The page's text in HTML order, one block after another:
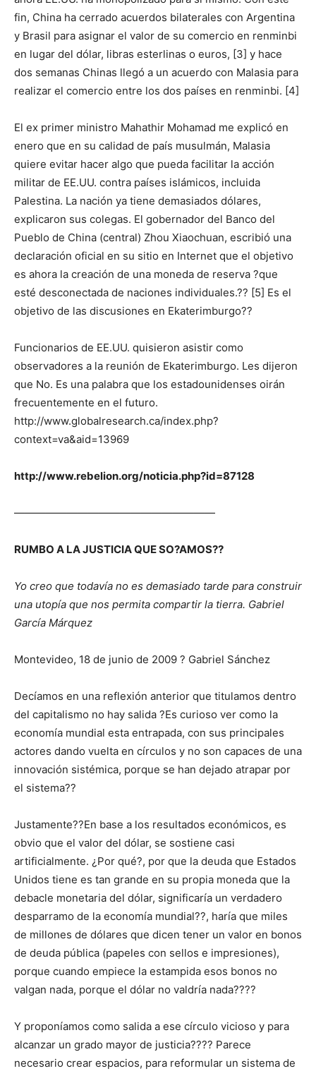
fin, China ha cerrado acuerdos bilaterales con Argentina
y Brasil para asignar el valor de su comercio en renminbi
en lugar del dólar, libras esterlinas o euros, [3] y hace
dos semanas Chinas llegó a un acuerdo con Malasia para
realizar el comercio entre los dos países en renminbi. [4]
El ex primer ministro Mahathir Mohamad me explicó en
enero que en su calidad de país musulmán, Malasia
quiere evitar hacer algo que pueda facilitar la acción
militar de EE.UU. contra países islámicos, incluida
Palestina. La nación ya tiene demasiados dólares,
explicaron sus colegas. El gobernador del Banco del
Pueblo de China (central) Zhou Xiaochuan, escribió una
declaración oficial en su sitio en Internet que el objetivo
es ahora la creación de una moneda de reserva ?que
esté desconectada de naciones individuales.?? [5] Es el
objetivo de las discusiones en Ekaterimburgo??
Funcionarios de EE.UU. quisieron asistir como
observadores a la reunión de Ekaterimburgo. Les dijeron
que No. Es una palabra que los estadounidenses oirán
frecuentemente en el futuro.
http://www.globalresearch.ca/index.php?
context=va&aid=13969
http://www.rebelion.org/noticia.php?id=87128
———————————————————
RUMBO A LA JUSTICIA QUE SO?AMOS??
Yo creo que todavía no es demasiado tarde para construir
una utopía que nos permita compartir la tierra. Gabriel
García Márquez
Montevideo, 18 de junio de 2009 ? Gabriel Sánchez
Decíamos en una reflexión anterior que titulamos dentro
del capitalismo no hay salida ?Es curioso ver como la
economía mundial esta entrapada, con sus principales
actores dando vuelta en círculos y no son capaces de una
innovación sistémica, porque se han dejado atrapar por
el sistema??
Justamente??En base a los resultados económicos, es
obvio que el valor del dólar, se sostiene casi
artificialmente. ¿Por qué?, por que la deuda que Estados
Unidos tiene es tan grande en su propia moneda que la
debacle monetaria del dólar, significaría un verdadero
desparramo de la economía mundial??, haría que miles
de millones de dólares que dicen tener un valor en bonos
de deuda pública (papeles con sellos e impresiones),
porque cuando empiece la estampida esos bonos no
valgan nada, porque el dólar no valdría nada????
Y proponíamos como salida a ese círculo vicioso y para
alcanzar un grado mayor de justicia???? Parece
necesario crear espacios, para reformular un sistema de